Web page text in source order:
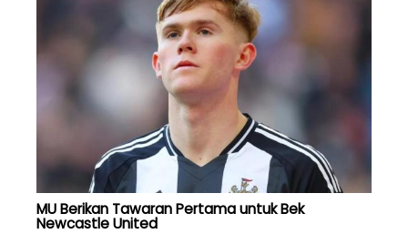
MU Berikan Tawaran Pertama untuk Bek
Newcastle United